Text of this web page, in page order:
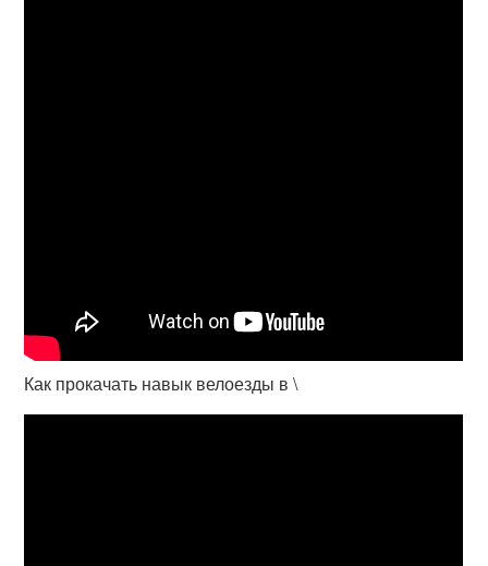
Как прокачать навык велоезды в \